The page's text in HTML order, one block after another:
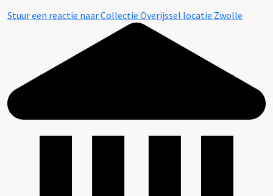
Stuur een reactie naar Collectie Overijssel locatie Zwolle